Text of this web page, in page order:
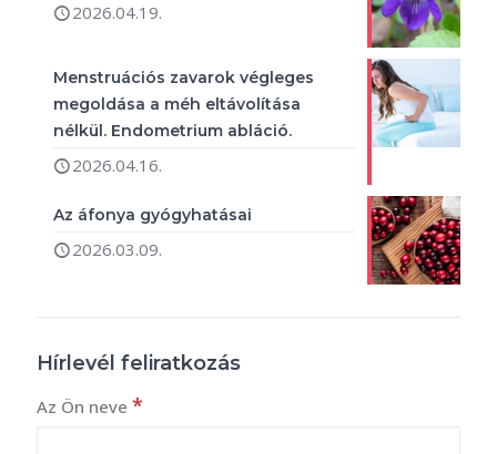
2026.04.19.
Menstruációs zavarok végleges
megoldása a méh eltávolítása
nélkül. Endometrium abláció.
2026.04.16.
Az áfonya gyógyhatásai
2026.03.09.
Hírlevél feliratkozás
Az Ön neve *